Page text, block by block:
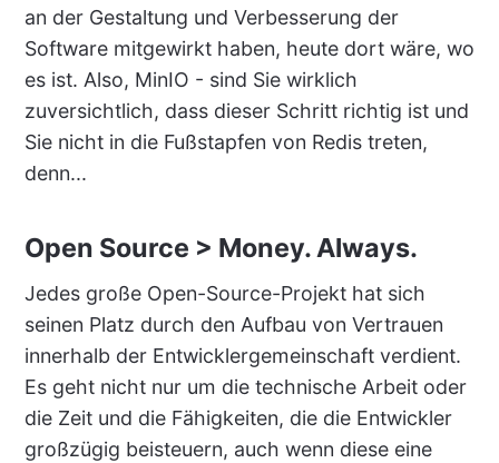
an der Gestaltung und Verbesserung der
Software mitgewirkt haben, heute dort wäre, wo
es ist. Also, MinIO - sind Sie wirklich
zuversichtlich, dass dieser Schritt richtig ist und
Sie nicht in die Fußstapfen von Redis treten,
denn...
Open Source > Money. Always.
Jedes große Open-Source-Projekt hat sich
seinen Platz durch den Aufbau von Vertrauen
innerhalb der Entwicklergemeinschaft verdient.
Es geht nicht nur um die technische Arbeit oder
die Zeit und die Fähigkeiten, die die Entwickler
großzügig beisteuern, auch wenn diese eine